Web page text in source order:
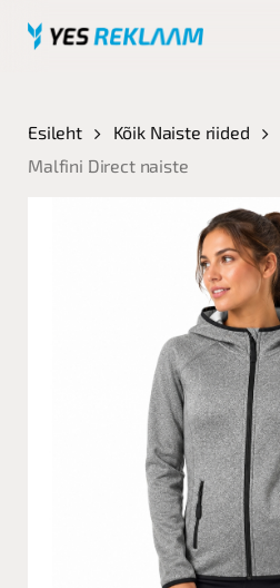
Esileht Kõik Naiste riided
Malfini Direct naiste